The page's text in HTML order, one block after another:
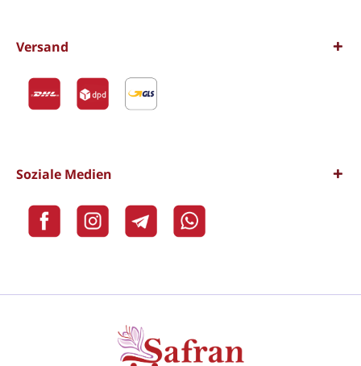
Versand
Soziale Medien